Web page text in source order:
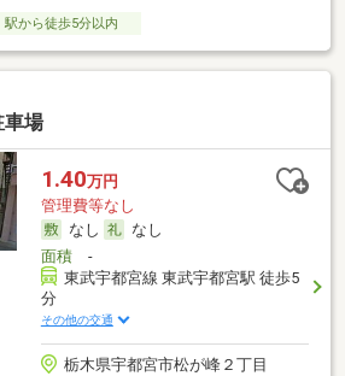
駅から徒歩5分以内
車場
1.40万円
管理費等なし
なし
なし
面積-
東武宇都宮線 東武宇都宮駅 徒歩5
分
その他の交通
栃木県宇都宮市松が峰２丁目